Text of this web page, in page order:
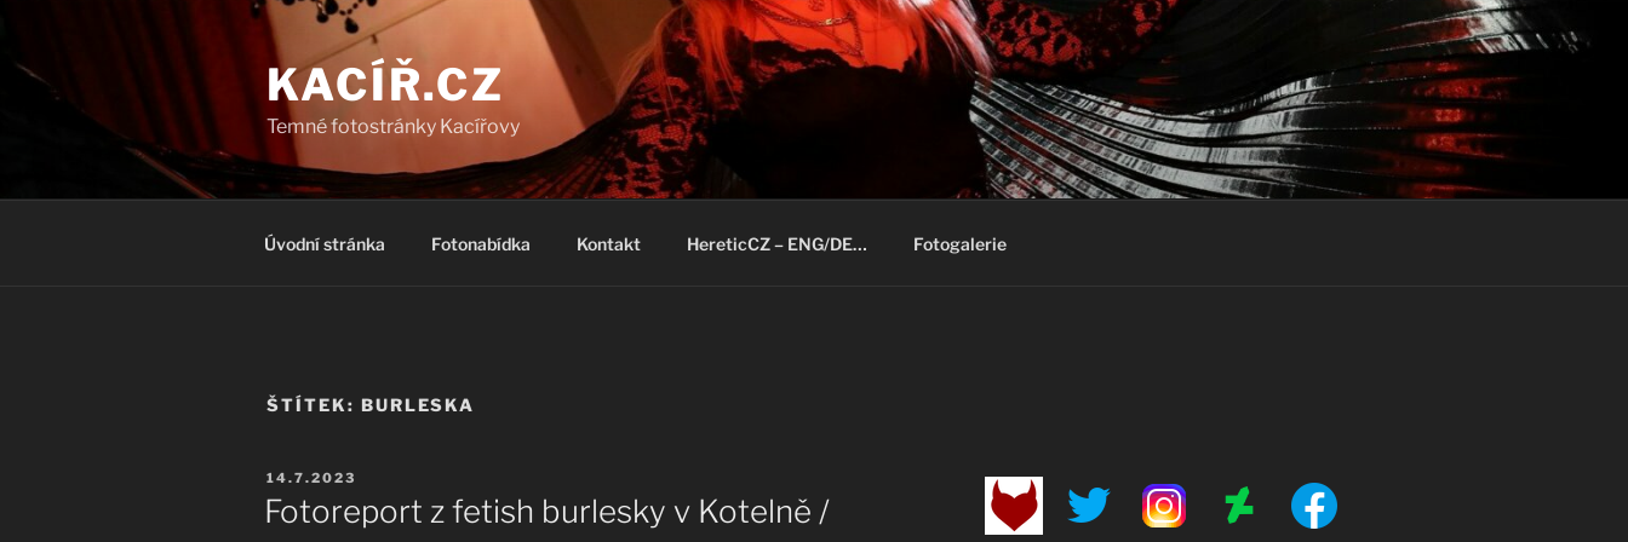
obsahu
KACÍŘ.CZ
Temné fotostránky Kacířovy
Úvodní stránka Fotonabídka Kontakt HereticCZ – ENG/DE… Fotogalerie
ŠTÍTEK: BURLESKA
PUBLIKOVÁNO
14.7.2023
Fotoreport z fetish burlesky v Kotelně /